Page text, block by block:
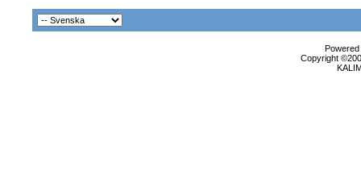
Copyright